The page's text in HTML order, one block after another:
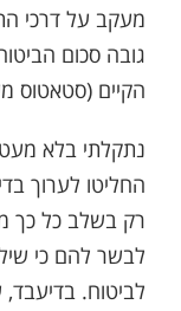
מעקב על דרכי
גובה סכום
הקיים (סטאטוס
נתקלתי בלא
החליטו לערוך
רק בשלב כל כך
לבשר להם כי
לביטוח. בדיעבד,